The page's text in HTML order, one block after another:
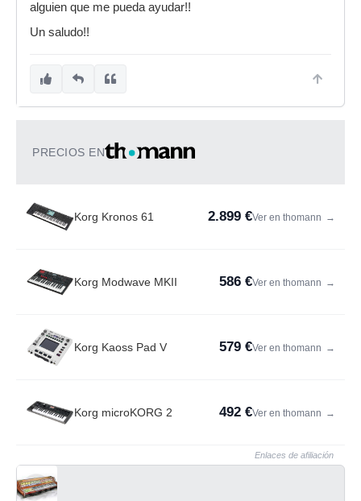
alguien que me pueda ayudar!!
Un saludo!!
PRECIOS EN
Korg Kronos 61 2.899 €Ver en thomann →
Korg Modwave MKII 586 €Ver en thomann →
Korg Kaoss Pad V 579 €Ver en thomann →
Korg microKORG 2 492 €Ver en thomann →
Enlaces de afiliación